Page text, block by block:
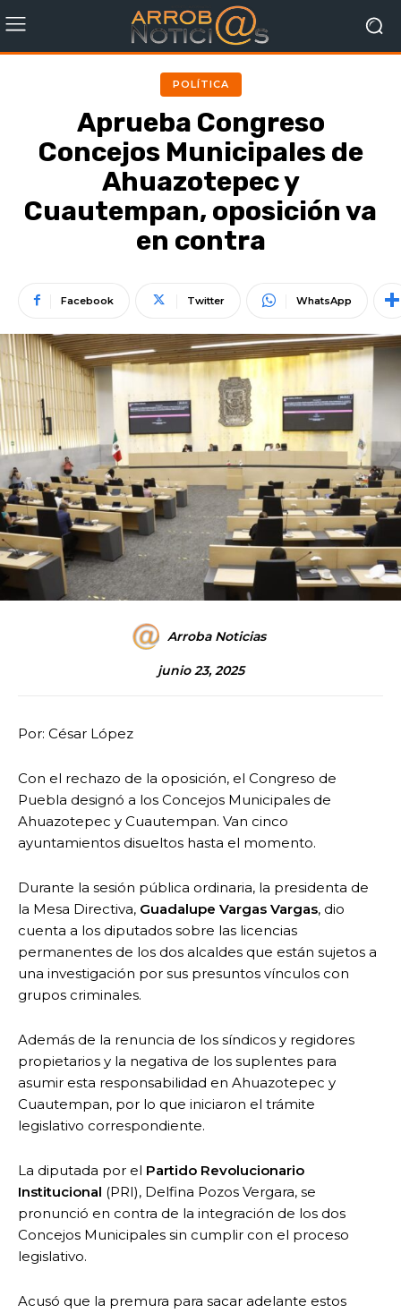
POLÍTICA
Aprueba Congreso
Concejos Municipales de
Ahuazotepec y
Cuautempan, oposición va
en contra
Facebook Twitter WhatsApp
Arroba Noticias
junio 23, 2025
Por: César López
Con el rechazo de la oposición, el Congreso de
Puebla designó a los Concejos Municipales de
Ahuazotepec y Cuautempan. Van cinco
ayuntamientos disueltos hasta el momento.
Durante la sesión pública ordinaria, la presidenta de
la Mesa Directiva, Guadalupe Vargas Vargas, dio
cuenta a los diputados sobre las licencias
permanentes de los dos alcaldes que están sujetos a
una investigación por sus presuntos vínculos con
grupos criminales.
Además de la renuncia de los síndicos y regidores
propietarios y la negativa de los suplentes para
asumir esta responsabilidad en Ahuazotepec y
Cuautempan, por lo que iniciaron el trámite
legislativo correspondiente.
La diputada por el Partido Revolucionario
Institucional (PRI), Delfina Pozos Vergara, se
pronunció en contra de la integración de los dos
Concejos Municipales sin cumplir con el proceso
legislativo.
Acusó que la premura para sacar adelante estos